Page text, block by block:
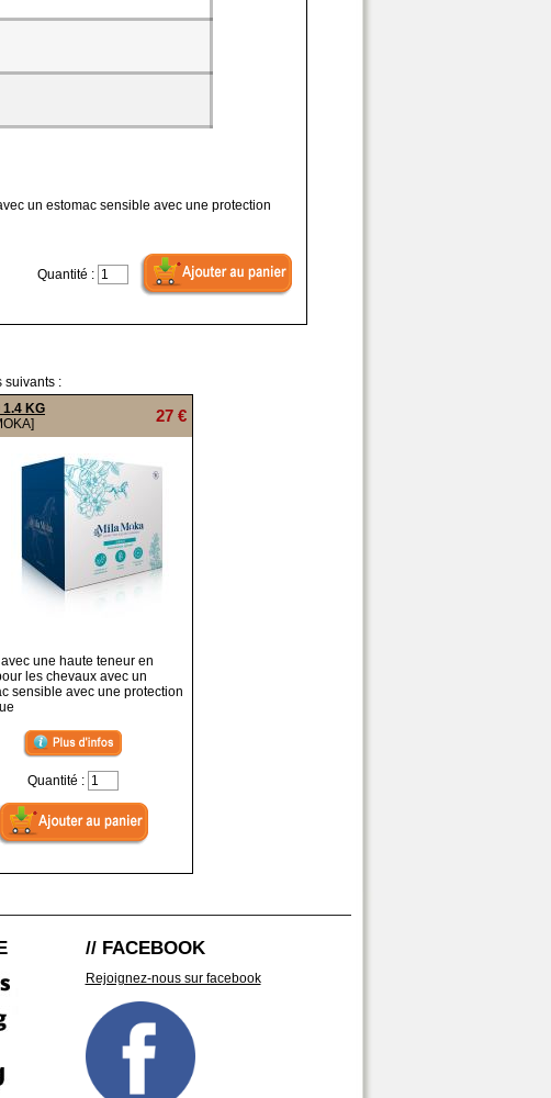
un estomac sensible avec une protection
Quantité :
suivants :
1.4 KG
27 €
une haute teneur en
les chevaux avec un
sensible avec une protection
Quantité :
// FACEBOOK
Rejoignez-nous sur facebook